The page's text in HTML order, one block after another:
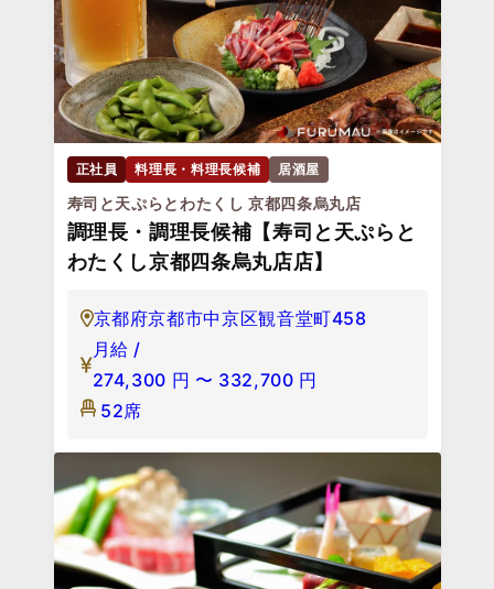
正社員 料理長・料理長候補 居酒屋
寿司と天ぷらとわたくし 京都四条烏丸店
調理長・調理長候補【寿司と天ぷらと
わたくし京都四条烏丸店店】
京都府京都市中京区観音堂町458
月給 /
274,300 円 〜 332,700 円
52席